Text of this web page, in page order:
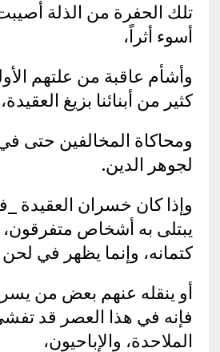
تلك الحفرة من الذلة
أسوء أثراً،
وأشأم عاقبة من علتهم
كثير من أبنائنا بزيغ العقيدة،
ومحاكاة المخالفين حتى في
لجوهر الدين.
وإذا كان خسران العقيدة
يبتلى به أشخاص متفرقون،
كتمانه، وإنما يظهر في
أو ينقله عنهم بعض من
فإنه في هذا العصر قد
الملاحدة، والإباحيون،